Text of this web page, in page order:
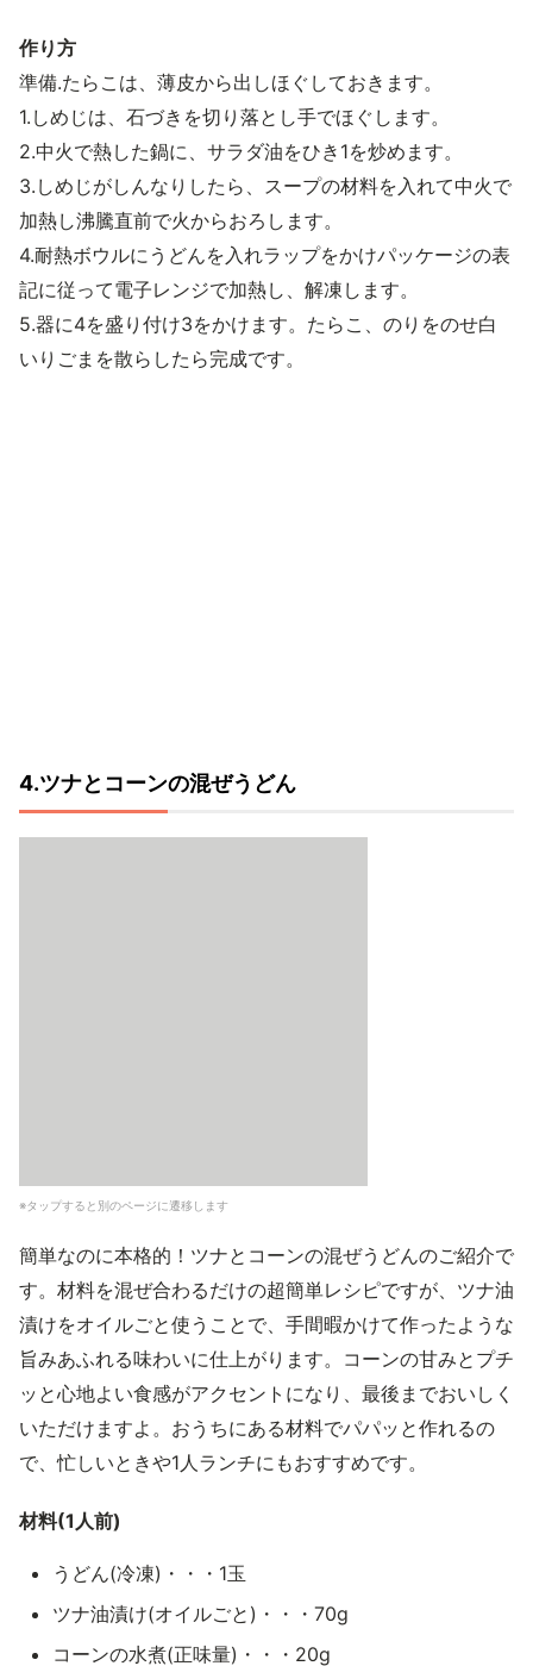
作り方
準備.たらこは、薄皮から出しほぐしておきます。
1.しめじは、石づきを切り落とし手でほぐします。
2.中火で熱した鍋に、サラダ油をひき1を炒めます。
3.しめじがしんなりしたら、スープの材料を入れて中火で
加熱し沸騰直前で火からおろします。
4.耐熱ボウルにうどんを入れラップをかけパッケージの表
記に従って電子レンジで加熱し、解凍します。
5.器に4を盛り付け3をかけます。たらこ、のりをのせ白
いりごまを散らしたら完成です。
4.ツナとコーンの混ぜうどん
※タップすると別のページに遷移します
簡単なのに本格的！ツナとコーンの混ぜうどんのご紹介で
す。材料を混ぜ合わるだけの超簡単レシピですが、ツナ油
漬けをオイルごと使うことで、手間暇かけて作ったような
旨みあふれる味わいに仕上がります。コーンの甘みとプチ
ッと心地よい食感がアクセントになり、最後までおいしく
いただけますよ。おうちにある材料でパパッと作れるの
で、忙しいときや1人ランチにもおすすめです。
材料(1人前)
うどん(冷凍)・・・1玉
ツナ油漬け(オイルごと)・・・70g
コーンの水煮(正味量)・・・20g